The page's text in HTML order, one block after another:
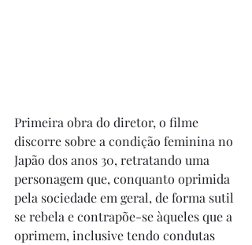
Primeira obra do diretor, o filme
discorre sobre a condição feminina no
Japão dos anos 30, retratando uma
personagem que, conquanto oprimida
pela sociedade em geral, de forma sutil
se rebela e contrapõe-se àqueles que a
oprimem, inclusive tendo condutas